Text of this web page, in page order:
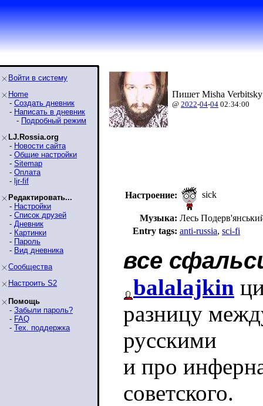
Войти в систему
Home
- Создать дневник
- Написать в дневник
- Подробный режим
LJ.Rossia.org
- Новости сайта
- Общие настройки
- Sitemap
- Оплата
- ljr-fif
Редактировать...
- Настройки
- Список друзей
- Дневник
- Картинки
- Пароль
- Вид дневника
Сообщества
Настроить S2
Помощь
- Забыли пароль?
- FAQ
- Тех. поддержка
Пишет Misha
@ 2022-04-04 02:34:00
Настроение: sick
Музыка: Лесь
Entry tags: anti-russia, sci-fi
все
balalajkin
разницу
русскими
и про
советского.